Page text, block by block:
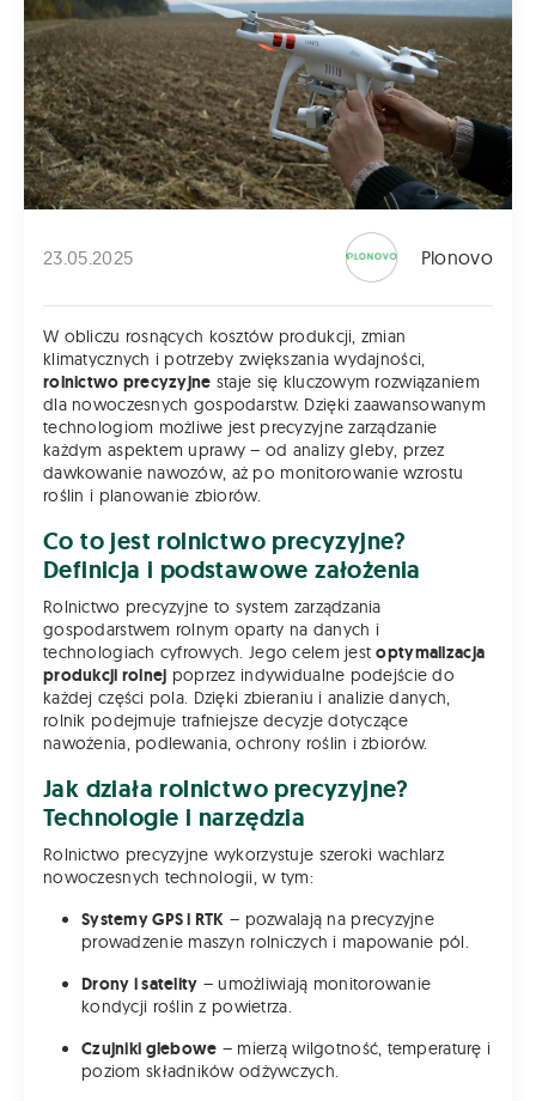
23.05.2025 Plonovo
W obliczu rosnących kosztów produkcji, zmian
klimatycznych i potrzeby zwiększania wydajności,
rolnictwo precyzyjne staje się kluczowym rozwiązaniem
dla nowoczesnych gospodarstw. Dzięki zaawansowanym
technologiom możliwe jest precyzyjne zarządzanie
każdym aspektem uprawy – od analizy gleby, przez
dawkowanie nawozów, aż po monitorowanie wzrostu
roślin i planowanie zbiorów.
Co to jest rolnictwo precyzyjne?
Definicja i podstawowe założenia
Rolnictwo precyzyjne to system zarządzania
gospodarstwem rolnym oparty na danych i
technologiach cyfrowych. Jego celem jestoptymalizacja
produkcji rolnej poprzez indywidualne podejście do
każdej części pola. Dzięki zbieraniu i analizie danych,
rolnik podejmuje trafniejsze decyzje dotyczące
nawożenia, podlewania, ochrony roślin i zbiorów.
Jak działa rolnictwo precyzyjne?
Technologie i narzędzia
Rolnictwo precyzyjne wykorzystuje szeroki wachlarz
nowoczesnych technologii, w tym:
Systemy GPS i RTK – pozwalają na precyzyjne
prowadzenie maszyn rolniczych i mapowanie pól.
Drony i satelity – umożliwiają monitorowanie
kondycji roślin z powietrza.
Czujniki glebowe – mierzą wilgotność, temperaturę i
poziom składników odżywczych.